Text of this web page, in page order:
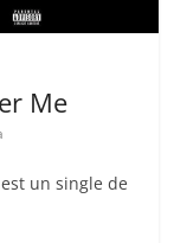
Me
un single de